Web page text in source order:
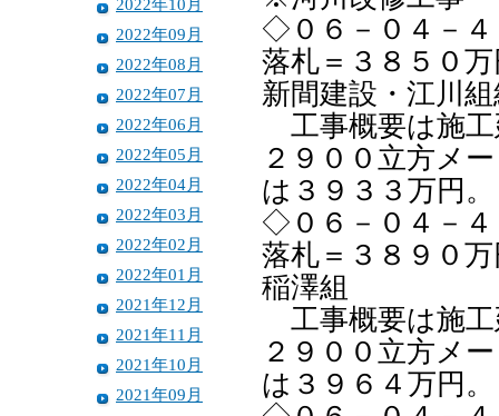
2022年10月
2022年09月
2022年08月
2022年07月
2022年06月
2022年05月
2022年04月
2022年03月
2022年02月
2022年01月
2021年12月
2021年11月
2021年10月
2021年09月
◇０６－０４－
落札＝３８５０
新間建設・江川
工事概要は施工
２９００立方メ
は３９３３万円。
◇０６－０４－
落札＝３８９０
稲澤組
工事概要は施工
２９００立方メ
は３９６４万円。